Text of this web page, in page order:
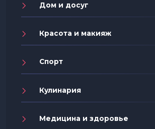
Дом и досуг
Красота и макияж
Спорт
Кулинария
Медицина и здоровье